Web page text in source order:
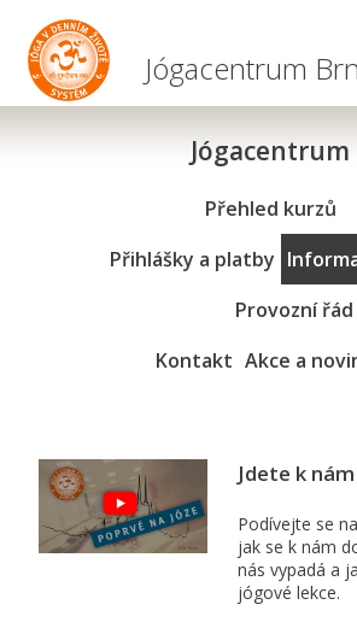
Jógacentrum
Jógacentrum
Přehled kurzů
Přihlášky a platby
Provozní řád
Kontakt Akce a
Jdete k
Podívejte se na
jak se k nám
nás vypadá a
jógové lekce.